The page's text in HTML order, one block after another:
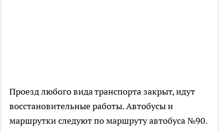
Проезд любого вида транспорта закрыт, идут
восстановительные работы. Автобусы и
маршрутки следуют по маршруту автобуса №90.